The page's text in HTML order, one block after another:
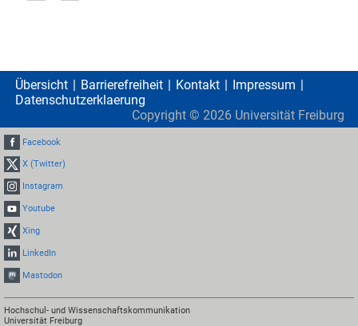
Übersicht Barrierefreiheit Kontakt
Impressum
Datenschutzerklaerung
Copyright © 2026 Universität Freiburg
Facebook
X (Twitter)
Instagram
Youtube
Xing
LinkedIn
Mastodon
Hochschul- und Wissenschaftskommunikation
Universität Freiburg